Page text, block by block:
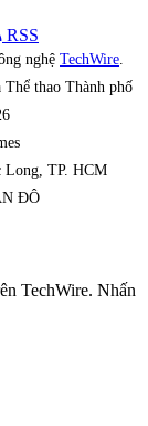
RSS
nghệ TechWire.
thao Thành phố
Long, TP. HCM
ĐÔ
TechWire. Nhấn